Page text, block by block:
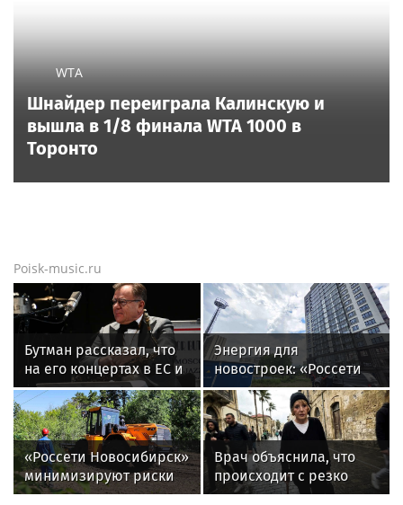
WTA
Шнайдер переиграла Калинскую и
вышла в 1/8 финала WTA 1000 в
Торонто
Poisk-music.ru
Бутман рассказал, что
на его концертах в ЕС и
США протестовали
проплаченные люди
Энергия для
новостроек: «Россети
Новосибирск»
обеспечили почти 12
МВт мощности для
новых жилых
кварталов
«Россети Новосибирск»
минимизируют риски
повреждений ЛЭП за
Врач объяснила, что
происходит с резко
похудевшей Пугачёвой: